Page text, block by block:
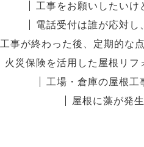
工事をお願いしたい
電話受付は誰が応対
工事が終わった後、定期的な
火災保険を活用した屋根リ
工場・倉庫の屋根工
屋根に藻が発